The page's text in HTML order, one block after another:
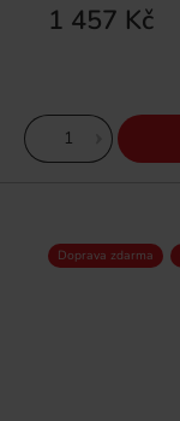
1 457 Kč
Doprava zdarma